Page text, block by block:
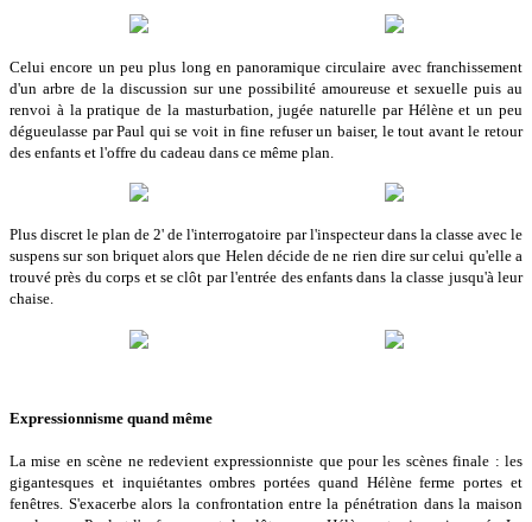
Celui encore un peu plus long en panoramique circulaire avec franchissement
d'un arbre de la discussion sur une possibilité amoureuse et sexuelle puis au
renvoi à la pratique de la masturbation, jugée naturelle par Hélène et un peu
dégueulasse par Paul qui se voit in fine refuser un baiser, le tout avant le retour
des enfants et l'offre du cadeau dans ce même plan.
Plus discret le plan de 2' de l'interrogatoire par l'inspecteur dans la classe avec le
suspens sur son briquet alors que Helen décide de ne rien dire sur celui qu'elle a
trouvé près du corps et se clôt par l'entrée des enfants dans la classe jusqu'à leur
chaise.
Expressionnisme quand même
La mise en scène ne redevient expressionniste que pour les scènes finale : les
gigantesques et inquiétantes ombres portées quand Hélène ferme portes et
fenêtres. S'exacerbe alors la confrontation entre la pénétration dans la maison